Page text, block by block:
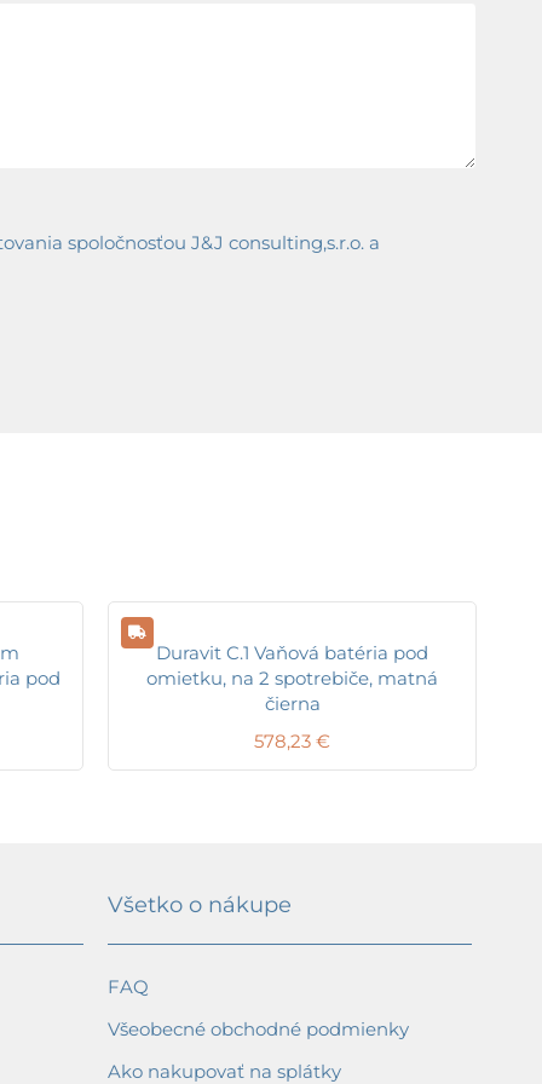
spoločnosťou J&J consulting,s.r.o. a
pod
Duravit C.1 Vaňová batéria pod
omietku, na 2 spotrebiče, matná
čierna
578,23 €
Všetko o nákupe
FAQ
Všeobecné obchodné podmienky
Ako nakupovať na splátky